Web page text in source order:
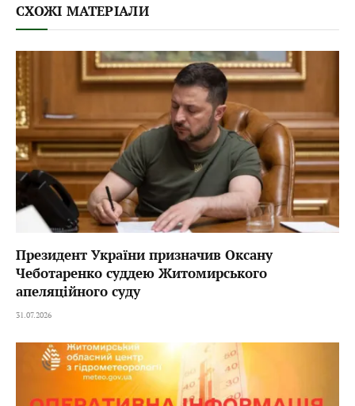
СХОЖІ МАТЕРІАЛИ
Президент України призначив Оксану
Чеботаренко суддею Житомирського
апеляційного суду
31.07.2026